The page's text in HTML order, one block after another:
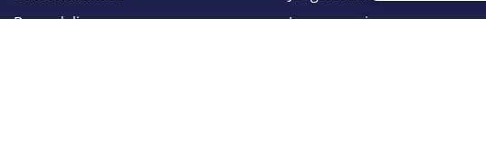
Beoordelingen
Jongerenreizen